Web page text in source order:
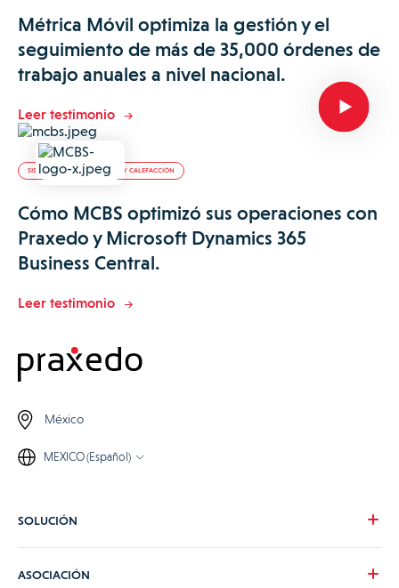
Métrica Móvil optimiza la gestión y el
seguimiento de más de 35,000 órdenes de
trabajo anuales a nivel nacional.
Leer testimonio
SISTEMAS DE CLIMATIZACIÓN Y CALEFACCIÓN
Cómo MCBS optimizó sus operaciones con
Praxedo y Microsoft Dynamics 365
Business Central.
Leer testimonio
México
MEXICO (Español)
SOLUCIÓN
ASOCIACIÓN